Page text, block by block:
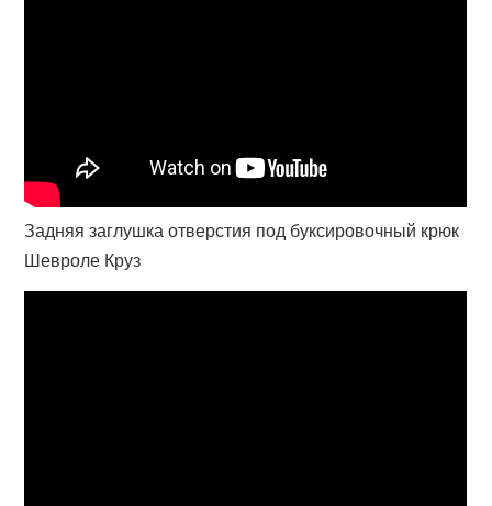
Задняя заглушка отверстия под буксировочный крюк
Шевроле Круз